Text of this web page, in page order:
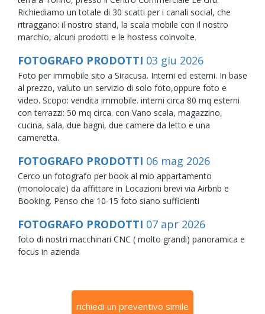
Richiediamo un totale di 30 scatti per i canali social, che
ritraggano: il nostro stand, la scala mobile con il nostro
marchio, alcuni prodotti e le hostess coinvolte.
FOTOGRAFO PRODOTTI 03 giu 2026
Foto per immobile sito a Siracusa. Interni ed esterni. In base
al prezzo, valuto un servizio di solo foto,oppure foto e
video. Scopo: vendita immobile. interni circa 80 mq esterni
con terrazzi: 50 mq circa. con Vano scala, magazzino,
cucina, sala, due bagni, due camere da letto e una
cameretta.
FOTOGRAFO PRODOTTI 06 mag 2026
Cerco un fotografo per book al mio appartamento
(monolocale) da affittare in Locazioni brevi via Airbnb e
Booking. Penso che 10-15 foto siano sufficienti
FOTOGRAFO PRODOTTI 07 apr 2026
foto di nostri macchinari CNC ( molto grandi) panoramica e
focus in azienda
richiedi un preventivo simile